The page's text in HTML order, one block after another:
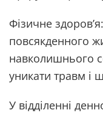
Фізичне
повсякденного
навколишнього
уникати травм і
У відділенні